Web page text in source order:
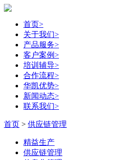
首页>
关于我们>
产品服务>
客户案例>
培训辅导>
合作流程>
华凯优势>
新闻动态>
联系我们>
首页 > 供应链管理
精益生产
供应链管理